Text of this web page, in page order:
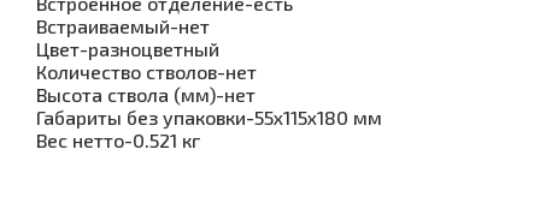
Встраиваемый-нет
Цвет-разноцветный
Количество стволов-нет
Высота ствола (мм)-нет
Габариты без упаковки-55x115x180 мм
Вес нетто-0.521 кг